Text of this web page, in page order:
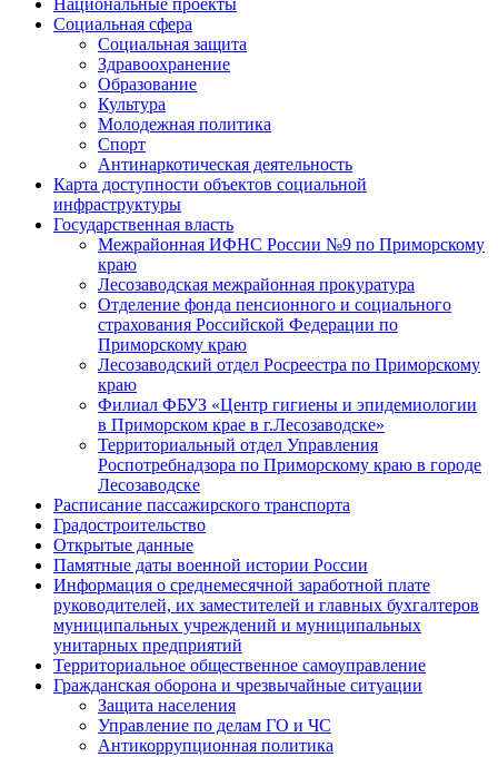
Национальные проекты
Социальная сфера
Социальная защита
Здравоохранение
Образование
Культура
Молодежная политика
Спорт
Антинаркотическая деятельность
Карта доступности объектов социальной
инфраструктуры
Государственная власть
Межрайонная ИФНС России №9 по Приморскому
краю
Лесозаводская межрайонная прокуратура
Отделение фонда пенсионного и социального
страхования Российской Федерации по
Приморскому краю
Лесозаводский отдел Росреестра по Приморскому
краю
Филиал ФБУЗ «Центр гигиены и эпидемиологии
в Приморском крае в г.Лесозаводске»
Территориальный отдел Управления
Роспотребнадзора по Приморскому краю в городе
Лесозаводске
Расписание пассажирского транспорта
Градостроительство
Открытые данные
Памятные даты военной истории России
Информация о среднемесячной заработной плате
руководителей, их заместителей и главных бухгалтеров
муниципальных учреждений и муниципальных
унитарных предприятий
Территориальное общественное самоуправление
Гражданская оборона и чрезвычайные ситуации
Защита населения
Управление по делам ГО и ЧС
Антикоррупционная политика